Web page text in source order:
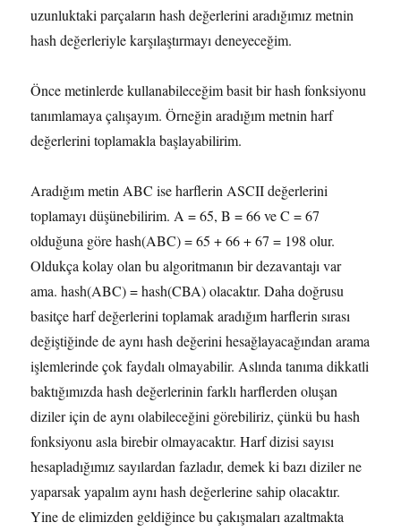
uzunluktaki parçaların hash değerlerini aradığımız metnin
hash değerleriyle karşılaştırmayı deneyeceğim.
Önce metinlerde kullanabileceğim basit bir hash fonksiyonu
tanımlamaya çalışayım. Örneğin aradığım metnin harf
değerlerini toplamakla başlayabilirim.
Aradığım metin ABC ise harflerin ASCII değerlerini
toplamayı düşünebilirim. A = 65, B = 66 ve C = 67
olduğuna göre hash(ABC) = 65 + 66 + 67 = 198 olur.
Oldukça kolay olan bu algoritmanın bir dezavantajı var
ama. hash(ABC) = hash(CBA) olacaktır. Daha doğrusu
basitçe harf değerlerini toplamak aradığım harflerin sırası
değiştiğinde de aynı hash değerini hesağlayacağından arama
işlemlerinde çok faydalı olmayabilir. Aslında tanıma dikkatli
baktığımızda hash değerlerinin farklı harflerden oluşan
diziler için de aynı olabileceğini görebiliriz, çünkü bu hash
fonksiyonu asla birebir olmayacaktır. Harf dizisi sayısı
hesapladığımız sayılardan fazladır, demek ki bazı diziler ne
yaparsak yapalım aynı hash değerlerine sahip olacaktır.
Yine de elimizden geldiğince bu çakışmaları azaltmakta